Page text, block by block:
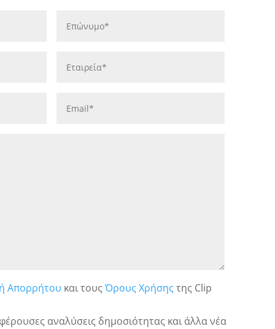
Απορρήτου και τους Όρους Χρήσης της Clip
αναλύσεις δημοσιότητας και άλλα νέα